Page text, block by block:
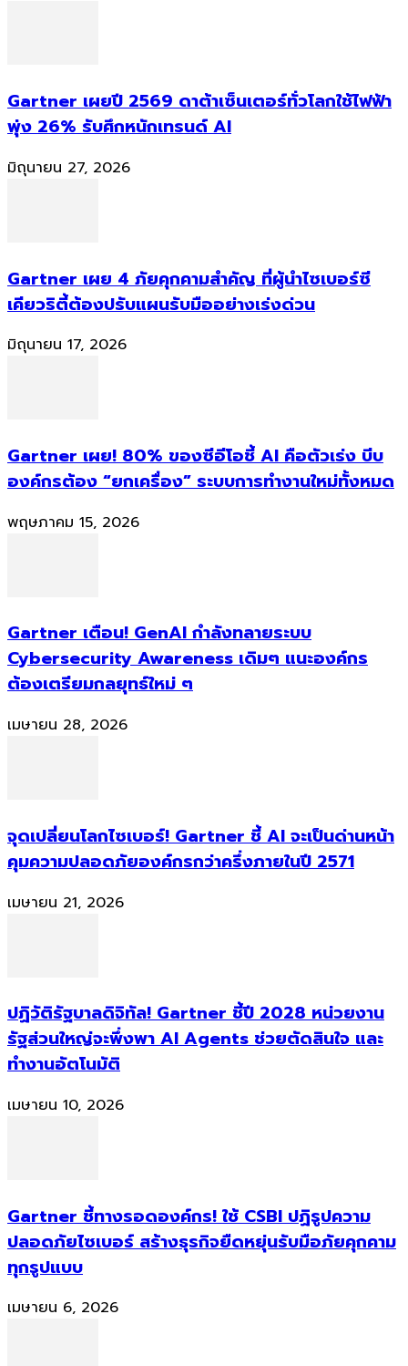
Gartner เผยปี 2569 ดาต้าเซ็นเตอร์ทั่วโลกใช้ไฟฟ้า
พุ่ง 26% รับศึกหนักเทรนด์ AI
มิถุนายน 27, 2026
Gartner เผย 4 ภัยคุกคามสำคัญ ที่ผู้นำไซเบอร์ซี
เคียวริตี้ต้องปรับแผนรับมืออย่างเร่งด่วน
มิถุนายน 17, 2026
Gartner เผย! 80% ของซีอีโอชี้ AI คือตัวเร่ง บีบ
องค์กรต้อง “ยกเครื่อง” ระบบการทำงานใหม่ทั้งหมด
พฤษภาคม 15, 2026
Gartner เตือน! GenAI กำลังทลายระบบ
Cybersecurity Awareness เดิมๆ แนะองค์กร
ต้องเตรียมกลยุทธ์ใหม่ ๆ
เมษายน 28, 2026
จุดเปลี่ยนโลกไซเบอร์! Gartner ชี้ AI จะเป็นด่านหน้า
คุมความปลอดภัยองค์กรกว่าครึ่งภายในปี 2571
เมษายน 21, 2026
ปฏิวัติรัฐบาลดิจิทัล! Gartner ชี้ปี 2028 หน่วยงาน
รัฐส่วนใหญ่จะพึ่งพา AI Agents ช่วยตัดสินใจ และ
ทำงานอัตโนมัติ
เมษายน 10, 2026
Gartner ชี้ทางรอดองค์กร! ใช้ CSBI ปฏิรูปความ
ปลอดภัยไซเบอร์ สร้างธุรกิจยืดหยุ่นรับมือภัยคุกคาม
ทุกรูปแบบ
เมษายน 6, 2026